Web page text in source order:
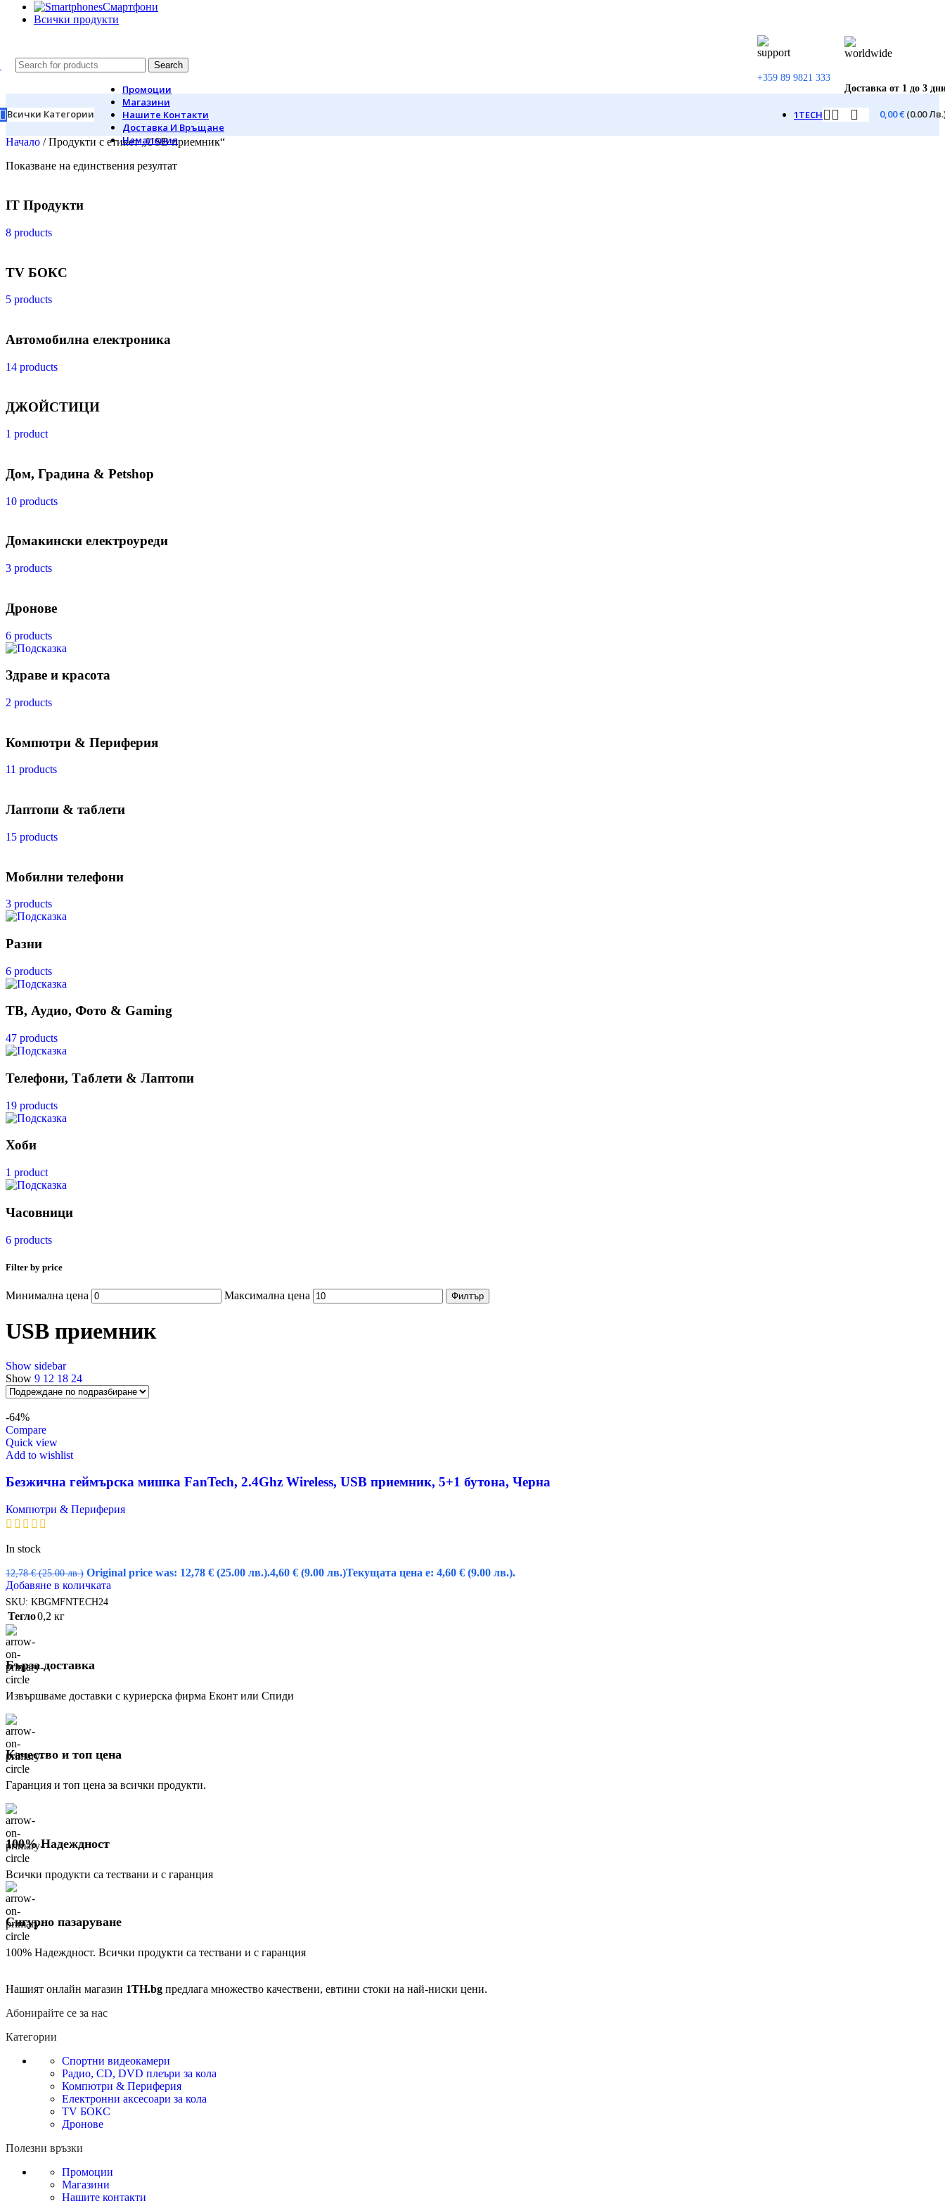
Смартфони
Всички продукти
Search
+359 89 9821 333
Доставка от 1 до 3
Всички Категории
Промоции
Магазини
Нашите Контакти
Доставка И Връщане
Намаления
1TECH 0,00€ (0.00
Начало / Продукти с етикет „USB приемник“
Показване на единствения резултат
IT Продукти
8 products
TV БОКС
5 products
Автомобилна електроника
14 products
ДЖОЙСТИЦИ
1 product
Дом, Градина & Petshop
10 products
Домакински електроуреди
3 products
Дронове
6 products
Здраве и красота
2 products
Компютри & Периферия
11 products
Лаптопи & таблети
15 products
Мобилни телефони
3 products
Разни
6 products
ТВ, Аудио, Фото & Gaming
47 products
Телефони, Таблети & Лаптопи
19 products
Хоби
1 product
Часовници
6 products
Filter by price
Минимална цена Максимална цена Филтър
USB приемник
Show sidebar
Show 9 12 18 24
-64%
Compare
Quick view
Add to wishlist
Безжична геймърска мишка FanTech, 2.4Ghz Wireless, USB приемник, 5+1 бутона, Черна
Компютри & Периферия
In stock
12,78€ (25.00 лв.) Original price was: 12,78 € (25.00 лв.).4,60 € (9.00 лв.)Текущата цена е: 4,60 € (9.00 лв.).
Добавяне в количката
SKU: KBGMFNTECH24
Тегло0,2 кг
Бърза доставка
Извършваме доставки с куриерска фирма Еконт или Спиди
Качество и топ цена
Гаранция и топ цена за всички продукти.
100% Надеждност
Всички продукти са тествани и с гаранция
Сигурно пазаруване
100% Надеждност. Всички продукти са тествани и с гаранция
Нашият онлайн магазин 1TH.bg предлага множество качествени, евтини стоки на най-ниски цени.
Абонирайте се за нас
Категории
Спортни видеокамери
Радио, CD, DVD плеъри за кола
Компютри & Периферия
Електронни аксесоари за кола
TV БОКС
Дронове
Полезни връзки
Промоции
Магазини
Нашите контакти